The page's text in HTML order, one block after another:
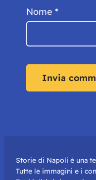
Nome *
Storie di Napoli è una
Tutte le immagini e i